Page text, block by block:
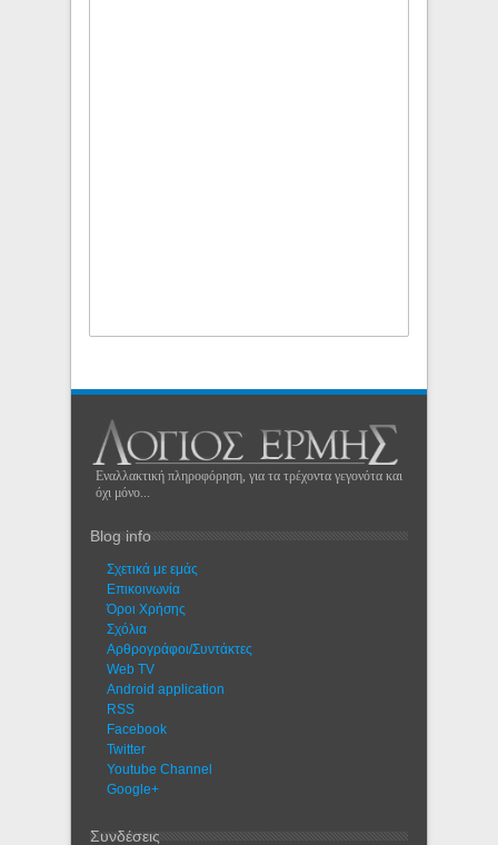
Εναλλακτική πληροφόρηση, για τα τρέχοντα γεγονότα και
όχι μόνο...
Blog info
Σχετικά με εμάς
Eπικοινωνία
Όροι Χρήσης
Σχόλια
Αρθρογράφοι/Συντάκτες
Web TV
Android application
RSS
Facebook
Twitter
Youtube Channel
Google+
Συνδέσεις